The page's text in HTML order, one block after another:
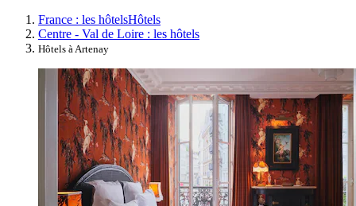
France : les hôtelsHôtels
Centre - Val de Loire : les hôtels
Hôtels à Artenay